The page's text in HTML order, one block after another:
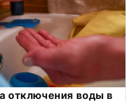
отключения воды в